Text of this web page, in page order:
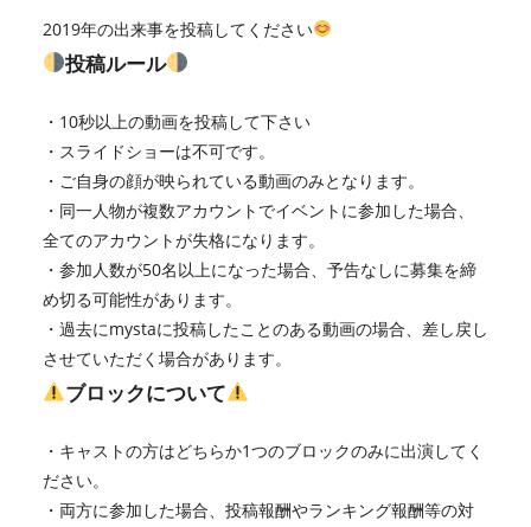
2019年の出来事を投稿してください
投稿ルール
・10秒以上の動画を投稿して下さい
・スライドショーは不可です。
・ご自身の顔が映られている動画のみとなります。
・同一人物が複数アカウントでイベントに参加した場合、
全てのアカウントが失格になります。
・参加人数が50名以上になった場合、予告なしに募集を締
め切る可能性があります。
・過去にmystaに投稿したことのある動画の場合、差し戻し
させていただく場合があります。
ブロックについて
・キャストの方はどちらか1つのブロックのみに出演してく
ださい。
・両方に参加した場合、投稿報酬やランキング報酬等の対